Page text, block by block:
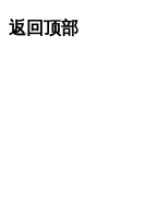
返回顶部